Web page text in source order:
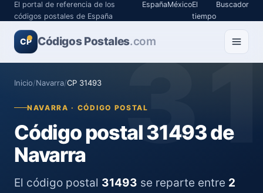
El portal de referencia de los
códigos postales de España
EspañaMéxicoEl
tiempo
Buscador
CP Códigos Postales.com
Inicio/Navarra/CP 31493
NAVARRA · CÓDIGO POSTAL
Código postal 31493 de
Navarra
El código postal 31493 se reparte entre 2